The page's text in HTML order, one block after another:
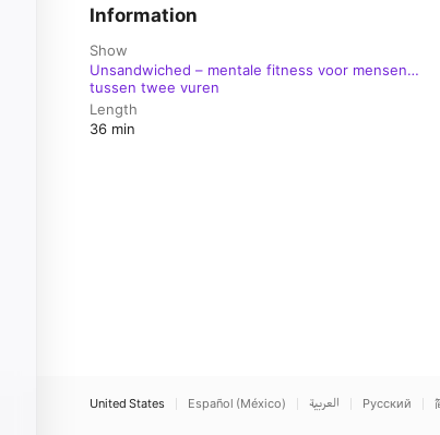
Information
Show
Unsandwiched – mentale fitness voor mensen
tussen twee vuren
Length
36 min
United States Español (México) العربية Русский